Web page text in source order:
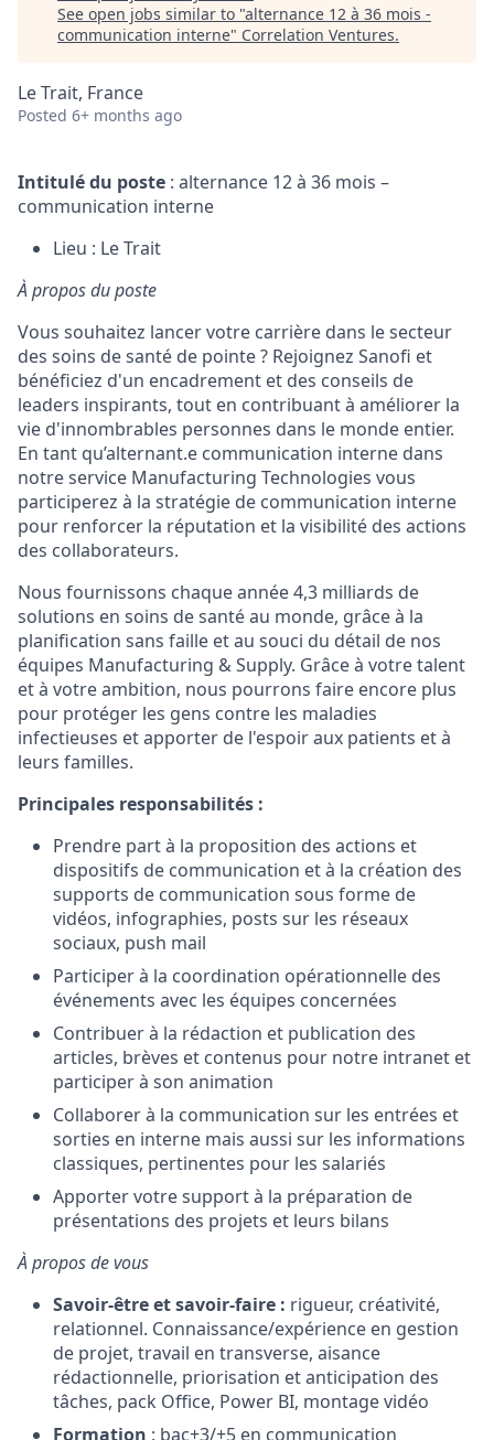
See open jobs similar to "alternance 12 à 36 mois -
communication interne" Correlation Ventures.
Le Trait, France
Posted 6+ months ago
Intitulé du poste : alternance 12 à 36 mois –
communication interne
Lieu : Le Trait
À propos du poste
Vous souhaitez lancer votre carrière dans le secteur
des soins de santé de pointe ? Rejoignez Sanofi et
bénéficiez d'un encadrement et des conseils de
leaders inspirants, tout en contribuant à améliorer la
vie d'innombrables personnes dans le monde entier.
En tant qu’alternant.e communication interne dans
notre service Manufacturing Technologies vous
participerez à la stratégie de communication interne
pour renforcer la réputation et la visibilité des actions
des collaborateurs.
Nous fournissons chaque année 4,3 milliards de
solutions en soins de santé au monde, grâce à la
planification sans faille et au souci du détail de nos
équipes Manufacturing & Supply. Grâce à votre talent
et à votre ambition, nous pourrons faire encore plus
pour protéger les gens contre les maladies
infectieuses et apporter de l'espoir aux patients et à
leurs familles.
Principales responsabilités :
Prendre part à la proposition des actions et
dispositifs de communication et à la création des
supports de communication sous forme de
vidéos, infographies, posts sur les réseaux
sociaux, push mail
Participer à la coordination opérationnelle des
événements avec les équipes concernées
Contribuer à la rédaction et publication des
articles, brèves et contenus pour notre intranet et
participer à son animation
Collaborer à la communication sur les entrées et
sorties en interne mais aussi sur les informations
classiques, pertinentes pour les salariés
Apporter votre support à la préparation de
présentations des projets et leurs bilans
À propos de vous
Savoir-être et savoir-faire : rigueur, créativité,
relationnel. Connaissance/expérience en gestion
de projet, travail en transverse, aisance
rédactionnelle, priorisation et anticipation des
tâches, pack Office, Power BI, montage vidéo
Formation : bac+3/+5 en communication